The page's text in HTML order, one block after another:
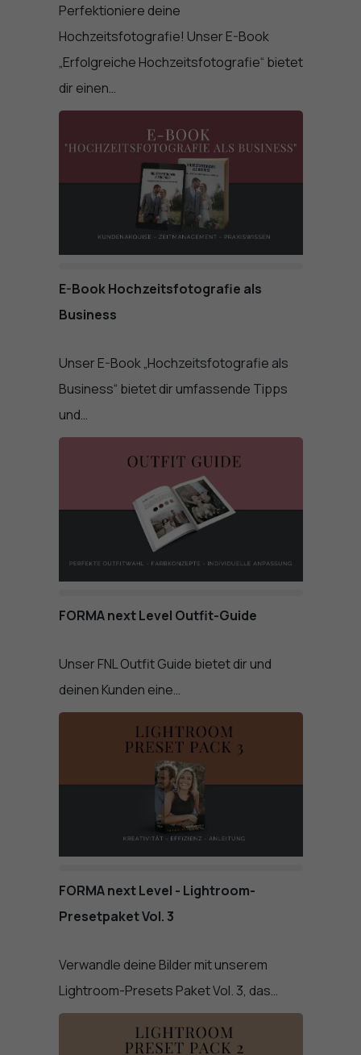
Perfektioniere deine
Hochzeitsfotografie! Unser E-Book
„Erfolgreiche Hochzeitsfotografie“ bietet
dir einen…
E-Book Hochzeitsfotografie als
Business
Unser E-Book „Hochzeitsfotografie als
Business“ bietet dir umfassende Tipps
und…
FORMA next Level Outfit-Guide
Unser FNL Outfit Guide bietet dir und
deinen Kunden eine…
FORMA next Level - Lightroom-
Presetpaket Vol. 3
Verwandle deine Bilder mit unserem
Lightroom-Presets Paket Vol. 3, das…